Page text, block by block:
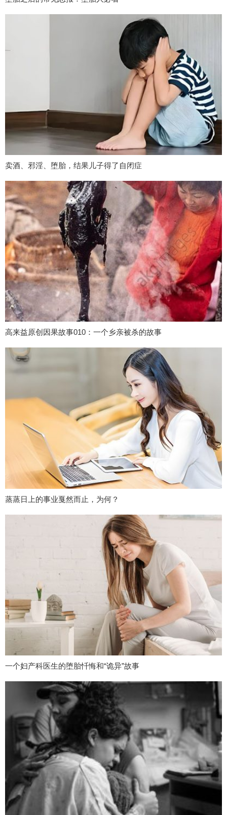
卖酒、邪淫、堕胎，结果儿子得了自闭症
高来益原创因果故事010：一个乡亲被杀的故事
蒸蒸日上的事业戛然而止，为何？
一个妇产科医生的堕胎忏悔和“诡异”故事